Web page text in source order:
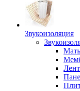
Звукоизоляция